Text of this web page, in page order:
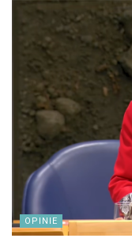
OPINIE